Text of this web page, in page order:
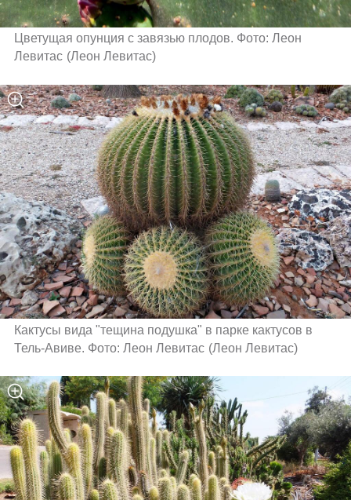
Цветущая опунция с завязью плодов. Фото: Леон
Левитас (Леон Левитас)
Кактусы вида "тещина подушка" в парке кактусов в
Тель-Авиве. Фото: Леон Левитас (Леон Левитас)